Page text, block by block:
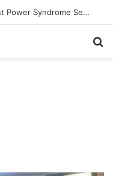
Cara Efektif Mengatasi Gejala Post Power Syndrome Setelah Pensiun Kerja